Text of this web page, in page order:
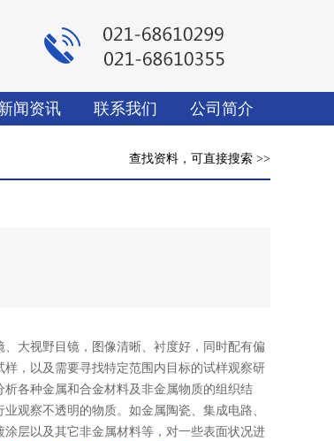
闻资讯 联系我们 公司简介
查找资料，可直接搜索 >>
大视野目镜，图像清晰、衬度好，同时配有偏
，以及需要寻找特定范围内目标的试样观察研
各种金属和合金材料及非金属物质的组织结
观察不透明的物质。如金属陶瓷、集成电路、
层以及其它非金属材料等，对一些表面状况进